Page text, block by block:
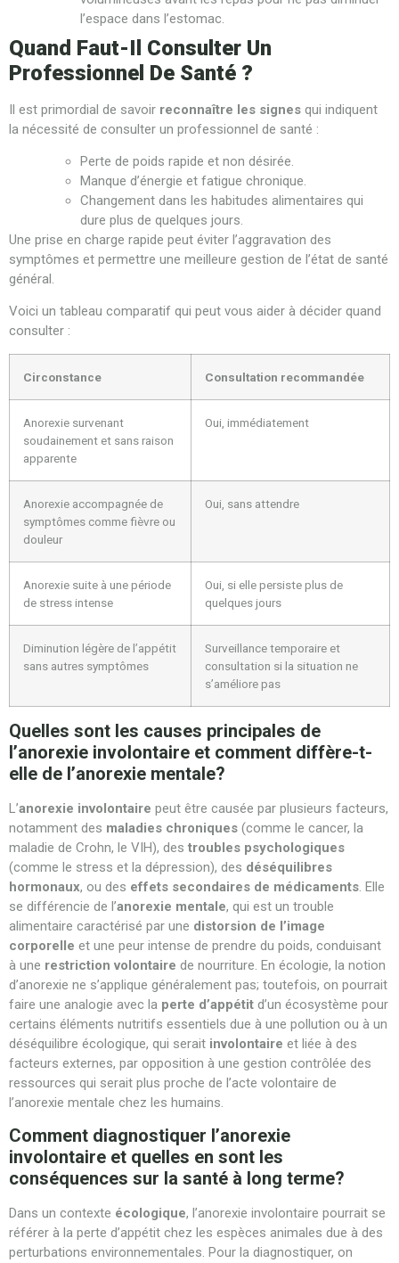
l’espace dans l’estomac.
Quand Faut-Il Consulter Un
Professionnel De Santé ?
Il est primordial de savoir reconnaître les signes qui indiquent
la nécessité de consulter un professionnel de santé :
Perte de poids rapide et non désirée.
Manque d’énergie et fatigue chronique.
Changement dans les habitudes alimentaires qui
dure plus de quelques jours.
Une prise en charge rapide peut éviter l’aggravation des
symptômes et permettre une meilleure gestion de l’état de santé
général.
Voici un tableau comparatif qui peut vous aider à décider quand
consulter :
Circonstance Consultation recommandée
Anorexie survenant
soudainement et sans raison
apparente
Oui, immédiatement
Anorexie accompagnée de
symptômes comme fièvre ou
douleur
Oui, sans attendre
Anorexie suite à une période
de stress intense
Oui, si elle persiste plus de
quelques jours
Diminution légère de l’appétit
sans autres symptômes
Surveillance temporaire et
consultation si la situation ne
s’améliore pas
Quelles sont les causes principales de
l’anorexie involontaire et comment diffère-t-
elle de l’anorexie mentale?
L’anorexie involontaire peut être causée par plusieurs facteurs,
notamment des maladies chroniques (comme le cancer, la
maladie de Crohn, le VIH), des troubles psychologiques
(comme le stress et la dépression), des déséquilibres
hormonaux, ou des effets secondaires de médicaments. Elle
se différencie de l’anorexie mentale, qui est un trouble
alimentaire caractérisé par une distorsion de l’image
corporelle et une peur intense de prendre du poids, conduisant
à une restriction volontaire de nourriture. En écologie, la notion
d’anorexie ne s’applique généralement pas; toutefois, on pourrait
faire une analogie avec la perte d’appétit d’un écosystème pour
certains éléments nutritifs essentiels due à une pollution ou à un
déséquilibre écologique, qui serait involontaire et liée à des
facteurs externes, par opposition à une gestion contrôlée des
ressources qui serait plus proche de l’acte volontaire de
l’anorexie mentale chez les humains.
Comment diagnostiquer l’anorexie
involontaire et quelles en sont les
conséquences sur la santé à long terme?
Dans un contexte écologique, l’anorexie involontaire pourrait se
référer à la perte d’appétit chez les espèces animales due à des
perturbations environnementales. Pour la diagnostiquer, on